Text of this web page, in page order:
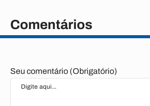
Comentários
Seu comentário (Obrigatório)